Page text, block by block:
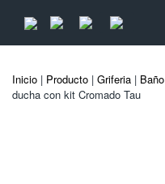
Inicio | Producto | Griferia | Baño
ducha con kit Cromado Tau